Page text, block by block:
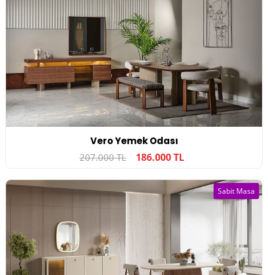
Vero Yemek Odası
207.000 TL 186.000 TL
Sabit Masa